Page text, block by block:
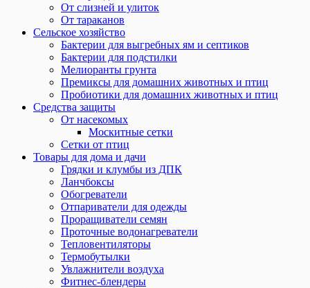
От слизней и улиток
От тараканов
Сельское хозяйство
Бактерии для выгребных ям и септиков
Бактерии для подстилки
Мелиоранты грунта
Премиксы для домашних животных и птиц
Пробиотики для домашних животных и птиц
Средства защиты
От насекомых
Москитные сетки
Сетки от птиц
Товары для дома и дачи
Грядки и клумбы из ДПК
Ланчбоксы
Обогреватели
Отпариватели для одежды
Проращиватели семян
Проточные водонагреватели
Тепловентиляторы
Термобутылки
Увлажнители воздуха
Фитнес-блендеры